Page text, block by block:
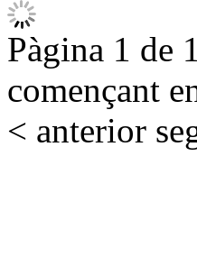
Pàgina 1 de
començant
< anterior